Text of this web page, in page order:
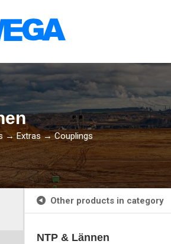
→ Extras → Couplings
Other products in category
NTP & Lännen